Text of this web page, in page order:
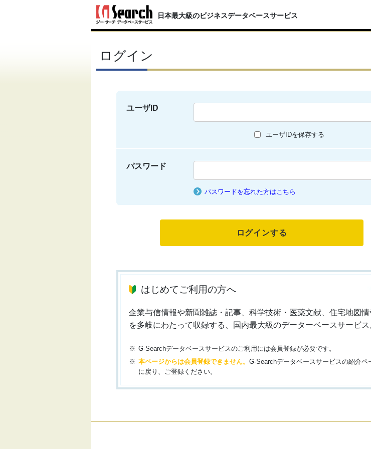
日本最大級のビジネスデータベースサービス
ログイン
ユーザID
ユーザIDを保存する
パスワード
パスワードを忘れた方はこちら
はじめてご利用の方へ
企業与信情報や新聞雑誌・記事、科学技術・医薬文献、住宅地図
を多岐にわたって収録する、国内最大級のデーターベースサービス
G-Searchデータベースサービスのご利用には会員登録が必要です。
本ページからは会員登録できません。G-Searchデータベースサービスの紹介ペ
に戻り、ご登録ください。